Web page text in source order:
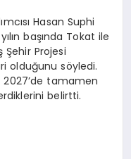
Hasan Suphi
başında Tokat ile
Şehir Projesi
olduğunu söyledi.
2027’de tamamen
belirtti.